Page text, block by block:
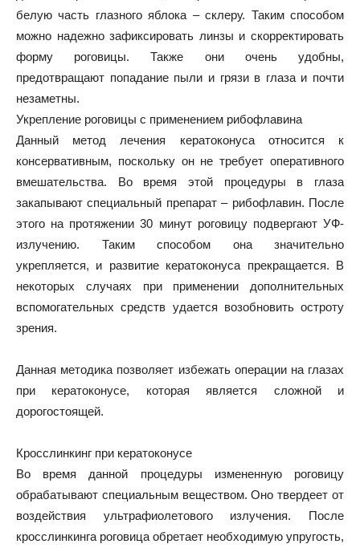
белую часть глазного яблока – склеру. Таким способом
можно надежно зафиксировать линзы и скорректировать
форму роговицы. Также они очень удобны,
предотвращают попадание пыли и грязи в глаза и почти
незаметны.
Укрепление роговицы с применением рибофлавина
Данный метод лечения кератоконуса относится к
консервативным, поскольку он не требует оперативного
вмешательства. Во время этой процедуры в глаза
закапывают специальный препарат – рибофлавин. После
этого на протяжении 30 минут роговицу подвергают УФ-
излучению. Таким способом она значительно
укрепляется, и развитие кератоконуса прекращается. В
некоторых случаях при применении дополнительных
вспомогательных средств удается возобновить остроту
зрения.
Данная методика позволяет избежать операции на глазах
при кератоконусе, которая является сложной и
дорогостоящей.
Кросслинкинг при кератоконусе
Во время данной процедуры измененную роговицу
обрабатывают специальным веществом. Оно твердеет от
воздействия ультрафиолетового излучения. После
кросслинкинга роговица обретает необходимую упругость,